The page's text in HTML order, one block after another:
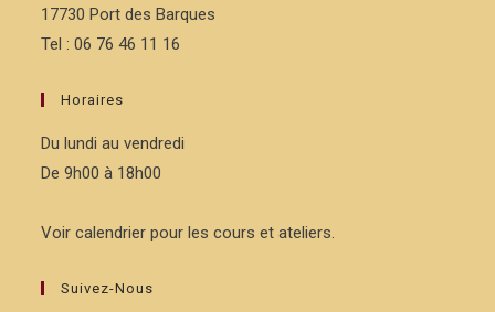
17730 Port des Barques
Tel : 06 76 46 11 16
Horaires
Du lundi au vendredi
De 9h00 à 18h00
Voir calendrier pour les cours et ateliers.
Suivez-Nous